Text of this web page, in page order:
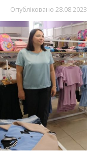
Опубліковано 28.08.2023